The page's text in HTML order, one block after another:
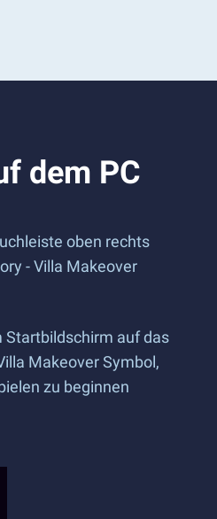
dem PC
oben rechts
- Villa Makeover
Startbildschirm auf das
Makeover Symbol,
zu beginnen